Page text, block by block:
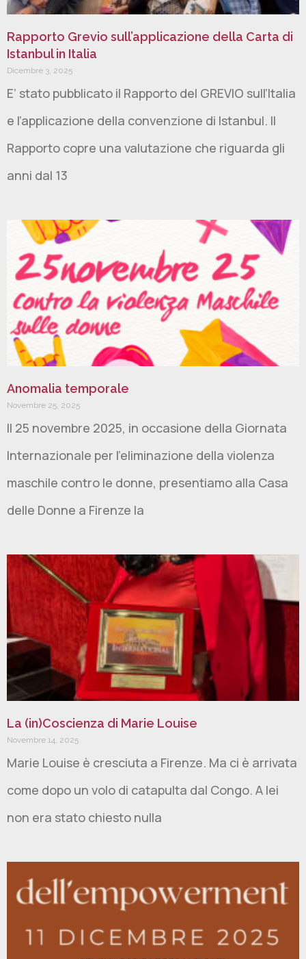
Rapporto Grevio sull’applicazione della Carta di
Istanbul in Italia
Dicembre 3, 2025
E’ stato pubblicato il Rapporto del GREVIO sull’Italia
e l’applicazione della convenzione di Istanbul. Il
Rapporto copre una valutazione che riguarda gli
anni dal 13
Anomalia temporale
Novembre 25, 2025
Il 25 novembre 2025, in occasione della Giornata
Internazionale per l’eliminazione della violenza
maschile contro le donne, presentiamo alla Casa
delle Donne a Firenze la
La (in)Coscienza di Marie Louise
Novembre 14, 2025
Marie Louise è cresciuta a Firenze. Ma ci è arrivata
come dopo un volo di catapulta dal Congo. A lei
non era stato chiesto nulla